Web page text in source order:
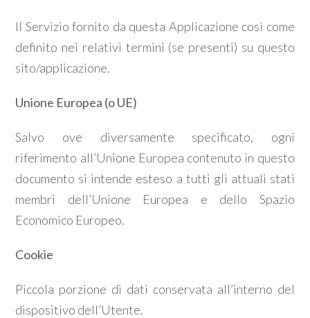
Il Servizio fornito da questa Applicazione così come
definito nei relativi termini (se presenti) su questo
sito/applicazione.
Unione Europea (o UE)
Salvo ove diversamente specificato, ogni
riferimento all’Unione Europea contenuto in questo
documento si intende esteso a tutti gli attuali stati
membri dell’Unione Europea e dello Spazio
Economico Europeo.
Cookie
Piccola porzione di dati conservata all’interno del
dispositivo dell’Utente.